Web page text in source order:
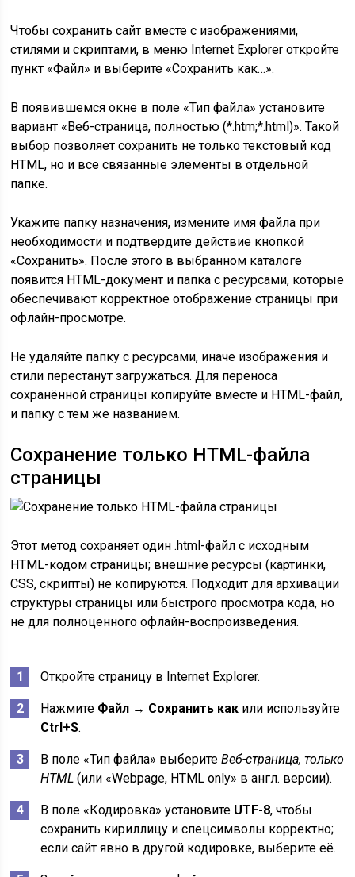
Чтобы сохранить сайт вместе с изображениями,
стилями и скриптами, в меню Internet Explorer откройте
пункт «Файл» и выберите «Сохранить как…».
В появившемся окне в поле «Тип файла» установите
вариант «Веб-страница, полностью (*.htm;*.html)». Такой
выбор позволяет сохранить не только текстовый код
HTML, но и все связанные элементы в отдельной
папке.
Укажите папку назначения, измените имя файла при
необходимости и подтвердите действие кнопкой
«Сохранить». После этого в выбранном каталоге
появится HTML-документ и папка с ресурсами, которые
обеспечивают корректное отображение страницы при
офлайн-просмотре.
Не удаляйте папку с ресурсами, иначе изображения и
стили перестанут загружаться. Для переноса
сохранённой страницы копируйте вместе и HTML-файл,
и папку с тем же названием.
Сохранение только HTML-файла
страницы
Этот метод сохраняет один .html-файл с исходным
HTML-кодом страницы; внешние ресурсы (картинки,
CSS, скрипты) не копируются. Подходит для архивации
структуры страницы или быстрого просмотра кода, но
не для полноценного офлайн-воспроизведения.
Откройте страницу в Internet Explorer.
Нажмите Файл → Сохранить как или используйте
Ctrl+S.
В поле «Тип файла» выберитеВеб-страница, только
HTML (или «Webpage, HTML only» в англ. версии).
В поле «Кодировка» установите UTF-8, чтобы
сохранить кириллицу и спецсимволы корректно;
если сайт явно в другой кодировке, выберите её.